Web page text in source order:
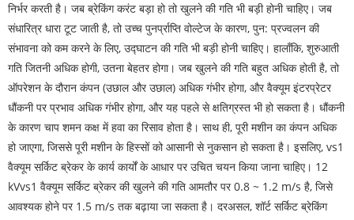
निर्भर करती है। जब ब्रेकिंग करंट बड़ा हो तो खुलने की गति भी बड़ी होनी चाहिए। जब
संधारित्र धारा टूट जाती है, तो उच्च पुनर्प्राप्ति वोल्टेज के कारण, पुन: प्रज्वलन की
संभावना को कम करने के लिए, उद्घाटन की गति भी बड़ी होनी चाहिए। हालाँकि, शुरुआती
गति जितनी अधिक होगी, उतना बेहतर होगा। जब खुलने की गति बहुत अधिक होती है, तो
ऑपरेशन के दौरान कंपन (उछाल और उछाल) अधिक गंभीर होगा, और वैक्यूम इंटरप्रेटर
धौंकनी पर प्रभाव अधिक गंभीर होगा, और यह पहले से क्षतिग्रस्त भी हो सकता है। धौंकनी
के कारण चाप शमन कक्ष में हवा का रिसाव होता है। साथ ही, पूरी मशीन का कंपन अधिक
हो जाएगा, जिससे पूरी मशीन के हिस्सों को आसानी से नुकसान हो सकता है। इसलिए, vs1
वैक्यूम सर्किट ब्रेकर के कार्य कार्यों के आधार पर उचित चयन किया जाना चाहिए। 12
kVvs1 वैक्यूम सर्किट ब्रेकर की खुलने की गति आमतौर पर 0.8 ~ 1.2 m/s है, जिसे
आवश्यक होने पर 1.5 m/s तक बढ़ाया जा सकता है। दरअसल, शॉर्ट सर्किट ब्रेकिंग